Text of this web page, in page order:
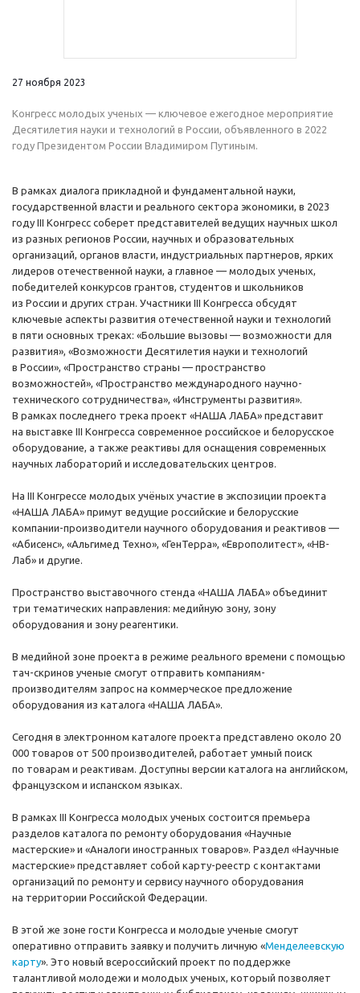
27 ноября 2023
Конгресс молодых ученых — ключевое ежегодное мероприятие
Десятилетия науки и технологий в России, объявленного в 2022
году Президентом России Владимиром Путиным.
В рамках диалога прикладной и фундаментальной науки,
государственной власти и реального сектора экономики, в 2023
году III Конгресс соберет представителей ведущих научных школ
из разных регионов России, научных и образовательных
организаций, органов власти, индустриальных партнеров, ярких
лидеров отечественной науки, а главное — молодых ученых,
победителей конкурсов грантов, студентов и школьников
из России и других стран. Участники III Конгресса обсудят
ключевые аспекты развития отечественной науки и технологий
в пяти основных треках: «Большие вызовы — возможности для
развития», «Возможности Десятилетия науки и технологий
в России», «Пространство страны — пространство
возможностей», «Пространство международного научно-
технического сотрудничества», «Инструменты развития».
В рамках последнего трека проект «НАША ЛАБА» представит
на выставке III Конгресса современное российское и белорусское
оборудование, а также реактивы для оснащения современных
научных лабораторий и исследовательских центров.
На III Конгрессе молодых учёных участие в экспозиции проекта
«НАША ЛАБА» примут ведущие российские и белорусские
компании-производители научного оборудования и реактивов —
«Абисенс», «Альгимед Техно», «ГенТерра», «Европолитест», «НВ-
Лаб» и другие.
Пространство выставочного стенда «НАША ЛАБА» объединит
три тематических направления: медийную зону, зону
оборудования и зону реагентики.
В медийной зоне проекта в режиме реального времени с помощью
тач-скринов ученые смогут отправить компаниям-
производителям запрос на коммерческое предложение
оборудования из каталога «НАША ЛАБА».
Сегодня в электронном каталоге проекта представлено около 20
000 товаров от 500 производителей, работает умный поиск
по товарам и реактивам. Доступны версии каталога на английском,
французском и испанском языках.
В рамках III Конгресса молодых ученых состоится премьера
разделов каталога по ремонту оборудования «Научные
мастерские» и «Аналоги иностранных товаров». Раздел «Научные
мастерские» представляет собой карту-реестр с контактами
организаций по ремонту и сервису научного оборудования
на территории Российской Федерации.
В этой же зоне гости Конгресса и молодые ученые смогут
оперативно отправить заявку и получить личную «Менделеевскую
карту». Это новый всероссийский проект по поддержке
талантливой молодежи и молодых ученых, который позволяет